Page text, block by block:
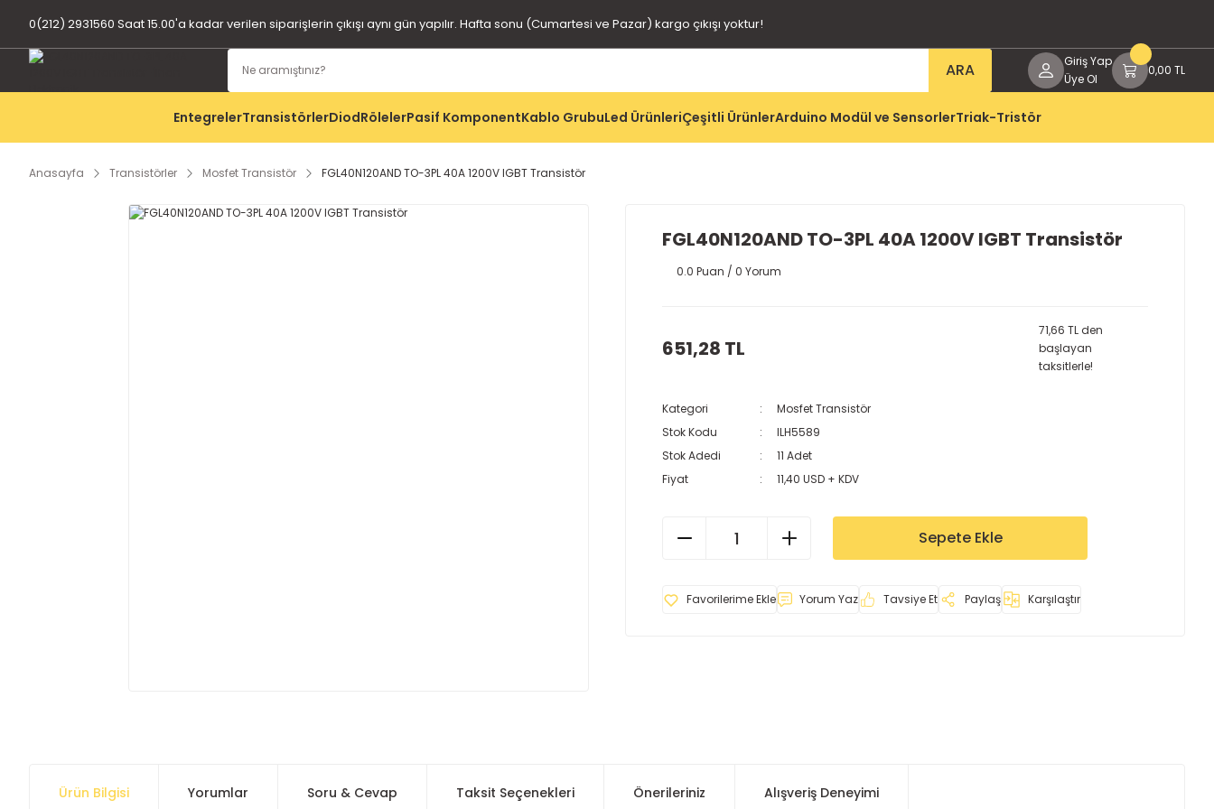
0(212) 2931560 Saat 15.00'a kadar verilen siparişlerin çıkışı aynı gün yapılır. Hafta sonu (Cumartesi ve Pazar) kargo çıkışı yoktur!
ARA
Giriş Yap
Üye Ol
0,00 TL
EntegrelerTransistörlerDiodRölelerPasif KomponentKablo GrubuLed ÜrünleriÇeşitli ÜrünlerArduino Modül ve SensorlerTriak-Tristör
Anasayfa Transistörler Mosfet Transistör FGL40N120AND TO-3PL 40A 1200V IGBT Transistör
FGL40N120AND TO-3PL 40A 1200V IGBT Transistör
0.0 Puan / 0 Yorum
651,28 TL
71,66 TL den
başlayan
taksitlerle!
Kategori
Mosfet Transistör
Stok Kodu
ILH5589
Stok Adedi
11 Adet
Fiyat
11,40 USD + KDV
Sepete Ekle
Yorum Yaz Tavsiye Et Paylaş Karşılaştır
Ürün Bilgisi Yorumlar Soru & Cevap Taksit Seçenekleri Önerileriniz Alışveriş Deneyimi